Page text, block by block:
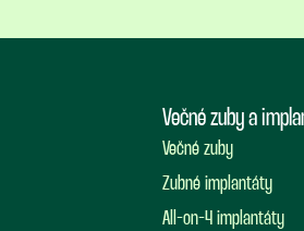
Večné zuby a
Večné zuby
Zubné implantáty
All-on-4 implantáty